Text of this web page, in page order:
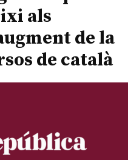
als
de la
de català